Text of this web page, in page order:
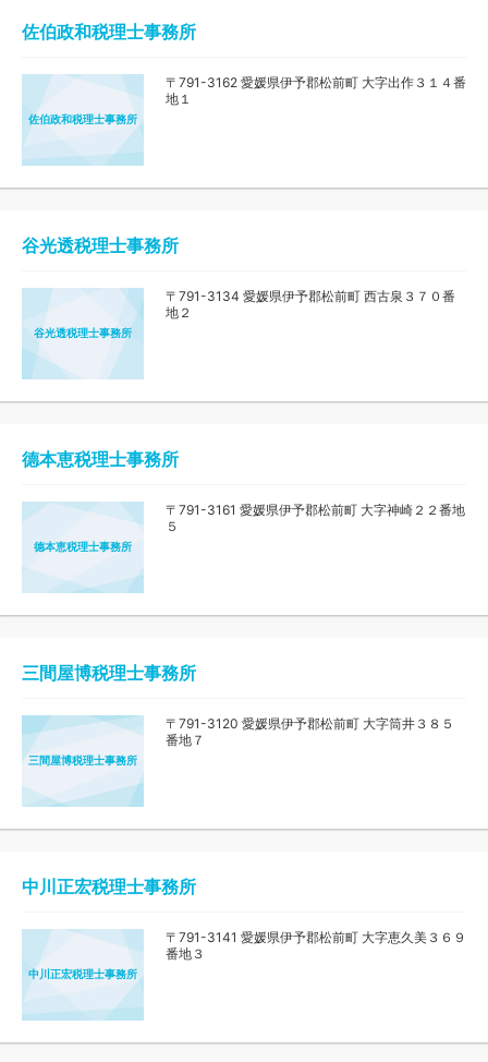
佐伯政和税理士事務所
佐伯政和税理士事務所
〒791-3162 愛媛県伊予郡松前町 大字出作３１４番
地１
谷光透税理士事務所
谷光透税理士事務所
〒791-3134 愛媛県伊予郡松前町 西古泉３７０番
地２
德本恵税理士事務所
德本恵税理士事務所
〒791-3161 愛媛県伊予郡松前町 大字神崎２２番地
５
三間屋博税理士事務所
三間屋博税理士事務所
〒791-3120 愛媛県伊予郡松前町 大字筒井３８５
番地７
中川正宏税理士事務所
中川正宏税理士事務所
〒791-3141 愛媛県伊予郡松前町 大字恵久美３６９
番地３